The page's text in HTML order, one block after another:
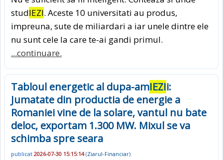
studIEZI. Aceste 10 universitati au produs,
impreuna, sute de miliardari a iar unele dintre ele
nu sunt cele la care te-ai gandi primul.
...continuare.
Tabloul energetic al dupa-amIEZIi:
Jumatate din productia de energie a
Romaniei vine de la solare, vantul nu bate
deloc, exportam 1.300 MW. Mixul se va
schimba spre seara
publicat 2026-07-30 15:15:14(Ziarul-Financiar)